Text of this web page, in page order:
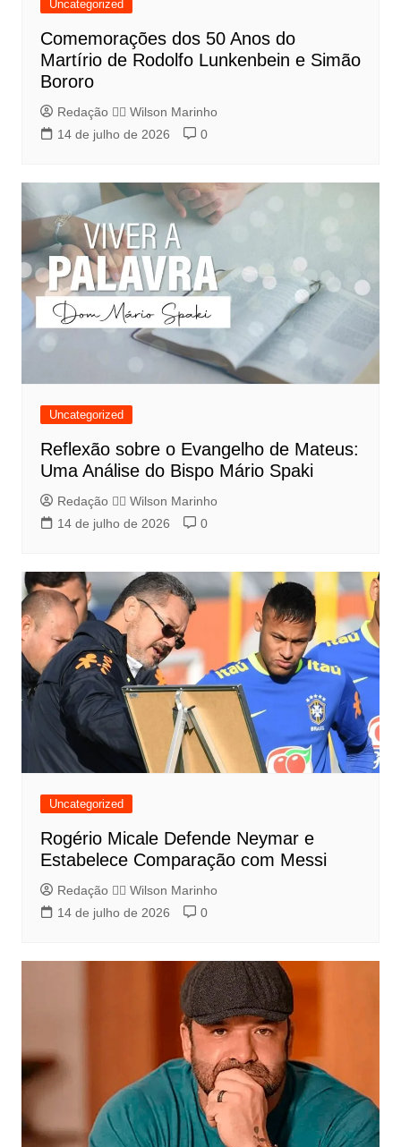
Uncategorized
Comemorações dos 50 Anos do
Martírio de Rodolfo Lunkenbein e Simão
Bororo
Redação 👨‍⚖️​ Wilson Marinho
14 de julho de 2026
0
Uncategorized
Reflexão sobre o Evangelho de Mateus:
Uma Análise do Bispo Mário Spaki
Redação 👨‍⚖️​ Wilson Marinho
14 de julho de 2026
0
Uncategorized
Rogério Micale Defende Neymar e
Estabelece Comparação com Messi
Redação 👨‍⚖️​ Wilson Marinho
14 de julho de 2026
0